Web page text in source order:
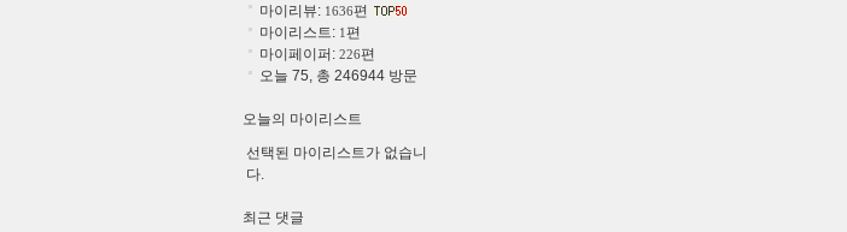
마이리뷰: 1636편
마이리스트: 1 편
마이페이퍼: 226편
오늘 75, 총 246944 방문
오늘의 마이리스트
선택된 마이리스트가 없습니
다.
최근 댓글